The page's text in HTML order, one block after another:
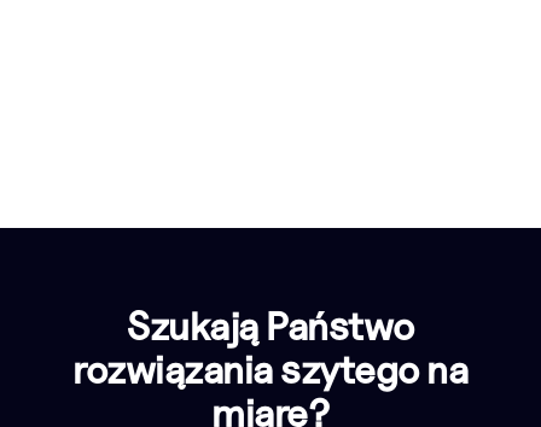
Szukają Państwo
rozwiązania szytego na
miarę?